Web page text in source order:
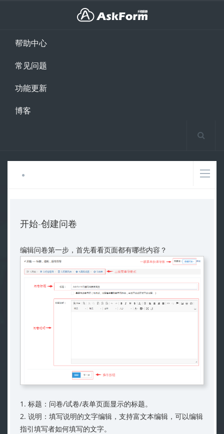
帮助中心
常见问题
功能更新
博客
开始-创建问卷
编辑问卷第一步，首先看看页面都有哪些内容？
1. 标题：问卷/试卷/表单页面显示的标题。
2. 说明：填写说明的文字编辑，支持富文本编辑，可以编辑
指引填写者如何填写的文字。